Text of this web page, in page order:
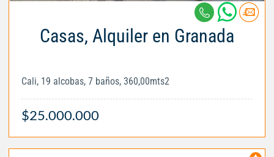
Casas, Alquiler en Granada
Cali, 19 alcobas, 7 baños, 360,00mts2
$25.000.000